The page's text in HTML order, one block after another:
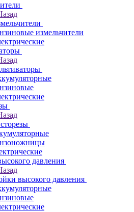
измельчители
давления
высокого давления